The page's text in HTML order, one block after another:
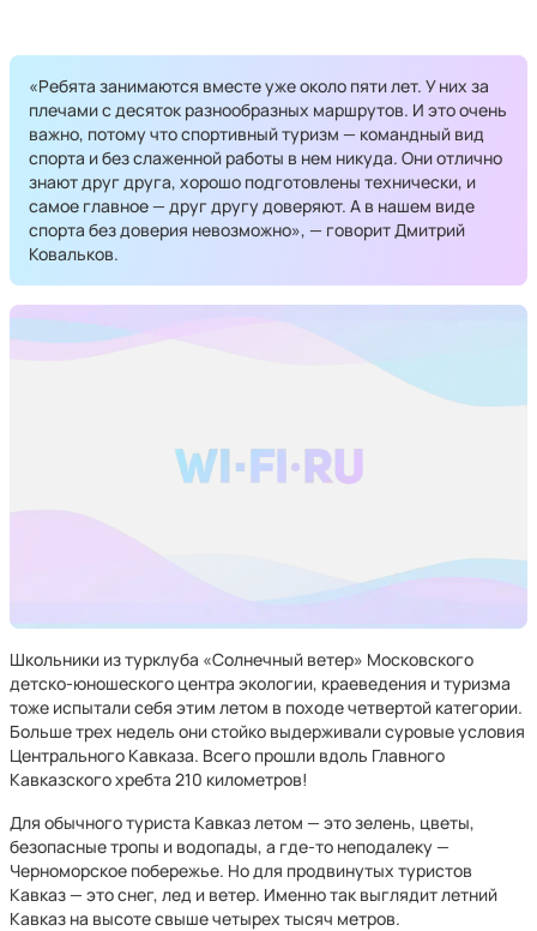
«Ребята занимаются вместе уже около пяти лет. У них за
плечами с десяток разнообразных маршрутов. И это очень
важно, потому что спортивный туризм — командный вид
спорта и без слаженной работы в нем никуда. Они отлично
знают друг друга, хорошо подготовлены технически, и
самое главное — друг другу доверяют. А в нашем виде
спорта без доверия невозможно», — говорит Дмитрий
Ковальков.
Школьники из турклуба «Солнечный ветер» Московского
детско-юношеского центра экологии, краеведения и туризма
тоже испытали себя этим летом в походе четвертой категории.
Больше трех недель они стойко выдерживали суровые условия
Центрального Кавказа. Всего прошли вдоль Главного
Кавказского хребта 210 километров!
Для обычного туриста Кавказ летом — это зелень, цветы,
безопасные тропы и водопады, а где-то неподалеку —
Черноморское побережье. Но для продвинутых туристов
Кавказ — это снег, лед и ветер. Именно так выглядит летний
Кавказ на высоте свыше четырех тысяч метров.